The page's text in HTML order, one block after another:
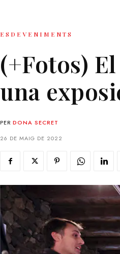
ESDEVENIMENTS
(+Fotos)
una
PER DONA SECRET
26 DE MAIG DE 2022